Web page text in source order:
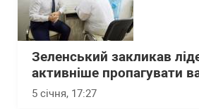
Зеленський закликав
активніше пропагувати
5 січня, 17:27